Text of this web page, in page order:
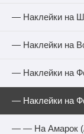
— Наклейки на
— Наклейки на
— Наклейки на
— Наклейки на
— — На Амарок